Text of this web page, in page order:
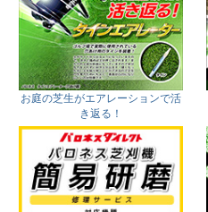
お庭の芝生がエアレーションで活
き返る！